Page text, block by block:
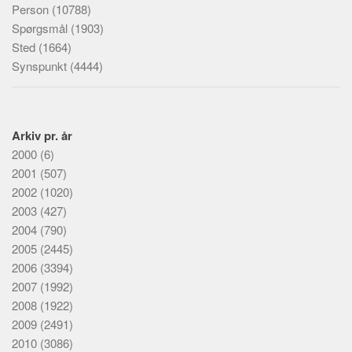
Person (10788)
Spørgsmål (1903)
Sted (1664)
Synspunkt (4444)
Arkiv pr. år
2000 (6)
2001 (507)
2002 (1020)
2003 (427)
2004 (790)
2005 (2445)
2006 (3394)
2007 (1992)
2008 (1922)
2009 (2491)
2010 (3086)